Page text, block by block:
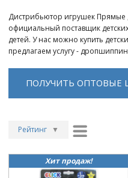
Стать партнером
Дистрибьютор игрушек Прямые
официальный поставщик
детей. У нас можно купить
предлагаем услугу -
ПОЛУЧИТЬ ОПТОВЫЕ
Рейтинг ▼
Дата ▲
Хит продаж!